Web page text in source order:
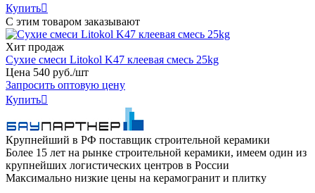
Купить
С этим товаром заказывают
Хит продаж
Сухие смеси Litokol K47 клеевая смесь 25kg
Цена 540 руб./шт
Запросить оптовую цену
Купить
Крупнейший в РФ поставщик строительной керамики
Более 15 лет на рынке строительной керамики, имеем один из
крупнейших логистических центров в России
Максимально низкие цены на керамогранит и плитку